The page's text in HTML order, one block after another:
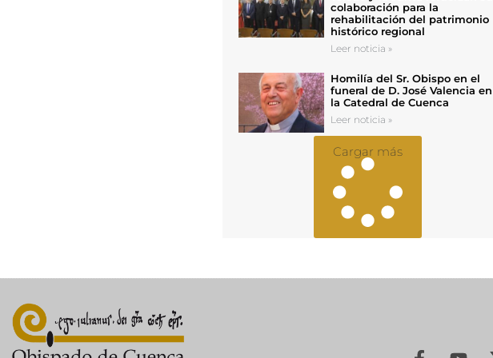
colaboración para la
rehabilitación del patrimonio
histórico regional
Leer noticia »
Homilía del Sr. Obispo en el
funeral de D. José Valencia en
la Catedral de Cuenca
Leer noticia »
Cargar más